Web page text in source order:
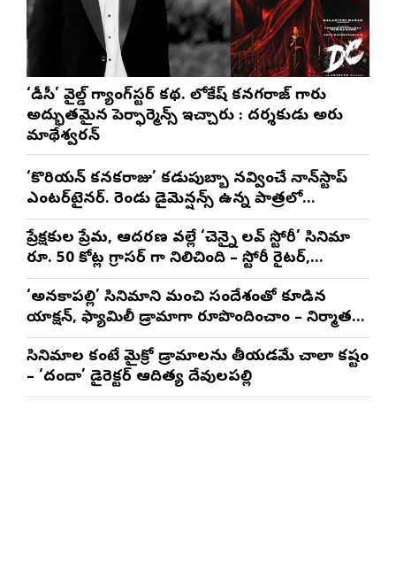
‘డీసీ’ వైల్డ్ గ్యాంగ్‌స్టర్ కథ. లోకేష్ కనగరాజ్ గారు
అద్భుతమైన పెర్ఫార్మెన్స్ ఇచ్చారు : దర్శకుడు అరుణ్
మాథేశ్వరన్
‘కొరియన్ కనకరాజు’ కడుపుబ్బా నవ్వించే నాన్‌స్టాప్
ఎంటర్‌టైనర్. రెండు డైమెన్షన్స్ ఉన్న పాత్రలో
నటించడం చాలా సంతృప్తినిచ్చింది : వరుణ్ తేజ్
ప్రేక్షకుల ప్రేమ, ఆదరణ వల్లే ‘చెన్నై లవ్ స్టోరీ’ సినిమా
రూ. 50 కోట్ల గ్రాసర్ గా నిలిచింది – స్టోరీ రైటర్,
ప్రొడ్యూసర్ సాయి రాజేష్
‘అనకాపల్లి’ సినిమాని మంచి సందేశంతో కూడిన
యాక్షన్, ఫ్యామిలీ డ్రామాగా రూపొందించాం – నిర్మాతలు
త్రినాథరావు నక్కిన, కాండ్రేగుల నాయుడు
సినిమాల కంటే మైక్రో డ్రామాలను తీయడమే చాలా కష్టం
– ‘దందా’ డైరెక్ట‌ర్ ఆదిత్య దేవులపల్లి